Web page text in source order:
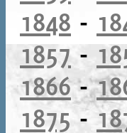
1848 -
1857-
1866-
1875 -